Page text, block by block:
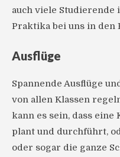
auch viele
Praktika bei uns in den
Ausflüge
Spannende Ausflüge
von allen Klassen
kann es sein, dass eine
plant und durchführt,
oder sogar die ganze